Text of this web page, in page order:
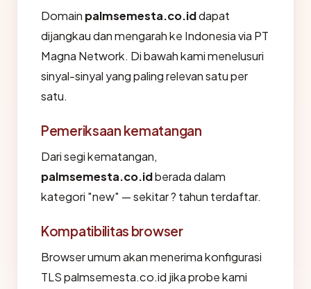
Domain palmsemesta.co.iddapat
dijangkau dan mengarah ke Indonesia via PT
Magna Network. Di bawah kami menelusuri
sinyal-sinyal yang paling relevan satu per
satu.
Pemeriksaan kematangan
Dari segi kematangan,
palmsemesta.co.idberada dalam
kategori "new" — sekitar ? tahun terdaftar.
Kompatibilitas browser
Browser umum akan menerima konfigurasi
TLS palmsemesta.co.id jika probe kami